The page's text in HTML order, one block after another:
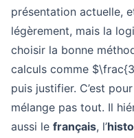
présentation actuelle,
légèrement, mais la
choisir la bonne
calculs comme
puis justifier. C’est
mélange pas tout. Il
aussi le français, l’